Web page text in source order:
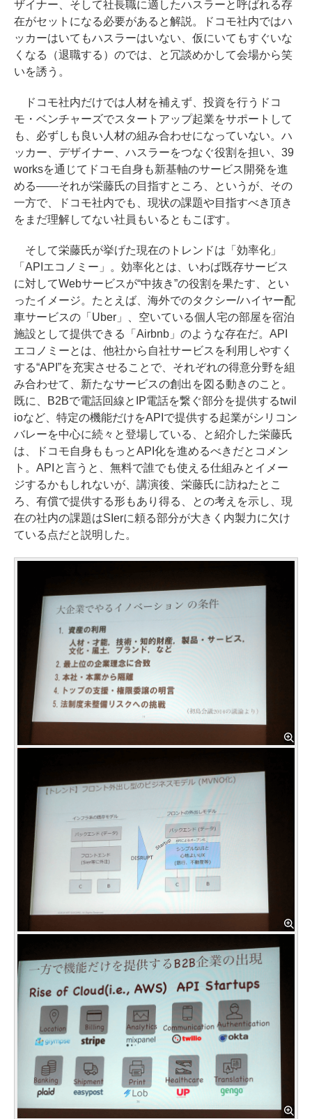
ザイナー、そして社長職に適したハスラーと呼ばれる存
在がセットになる必要があると解説。ドコモ社内ではハ
ッカーはいてもハスラーはいない、仮にいてもすぐいな
くなる（退職する）のでは、と冗談めかして会場から笑
いを誘う。
ドコモ社内だけでは人材を補えず、投資を行うドコ
モ・ベンチャーズでスタートアップ起業をサポートして
も、必ずしも良い人材の組み合わせになっていない。ハ
ッカー、デザイナー、ハスラーをつなぐ役割を担い、39
worksを通じてドコモ自身も新基軸のサービス開発を進
める――それが栄藤氏の目指すところ、というが、その
一方で、ドコモ社内でも、現状の課題や目指すべき頂き
をまだ理解してない社員もいるともこぼす。
そして栄藤氏が挙げた現在のトレンドは「効率化」
「APIエコノミー」。効率化とは、いわば既存サービス
に対してWebサービスが“中抜き”の役割を果たす、とい
ったイメージ。たとえば、海外でのタクシー/ハイヤー配
車サービスの「Uber」、空いている個人宅の部屋を宿泊
施設として提供できる「Airbnb」のような存在だ。API
エコノミーとは、他社から自社サービスを利用しやすく
する“API”を充実させることで、それぞれの得意分野を組
み合わせて、新たなサービスの創出を図る動きのこと。
既に、B2Bで電話回線とIP電話を繋ぐ部分を提供するtwil
ioなど、特定の機能だけをAPIで提供する起業がシリコン
バレーを中心に続々と登場している、と紹介した栄藤氏
は、ドコモ自身ももっとAPI化を進めるべきだとコメン
ト。APIと言うと、無料で誰でも使える仕組みとイメー
ジするかもしれないが、講演後、栄藤氏に訪ねたとこ
ろ、有償で提供する形もあり得る、との考えを示し、現
在の社内の課題はSIerに頼る部分が大きく内製力に欠け
ている点だと説明した。